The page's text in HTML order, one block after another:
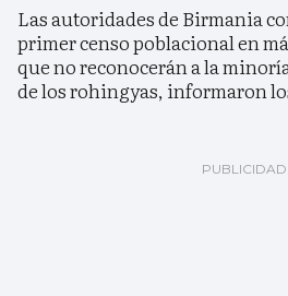
Las autoridades de Birmania
primer censo poblacional en
que no reconocerán a la
de los rohingyas, informaron